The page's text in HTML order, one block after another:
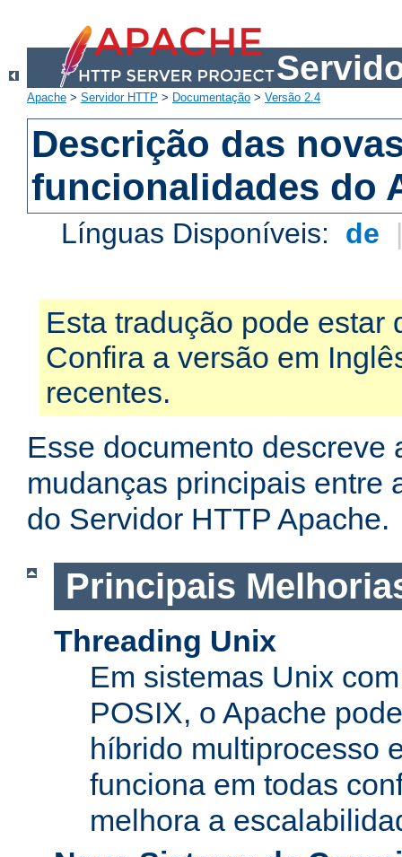
Apache > Servidor HTTP > Documentação > Versão 2.4
Descrição das
funcionalidades do
Línguas Disponíveis: de
Esta tradução pode estar
Confira a versão em
recentes.
Esse documento descreve
mudanças principais entre
do Servidor HTTP Apache.
Principais
Threading Unix
Em sistemas Unix
POSIX, o Apache
híbrido multiprocesso
funciona em todas
melhora a